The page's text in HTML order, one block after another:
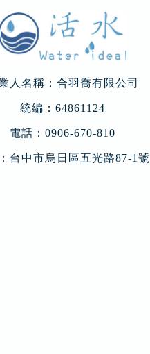
人名稱：合羽喬有限公司
統編：64861124
電話： 0906-670-810
台中市烏日區五光路87-1號